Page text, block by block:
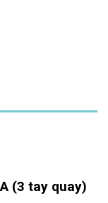
(3 tay quay)